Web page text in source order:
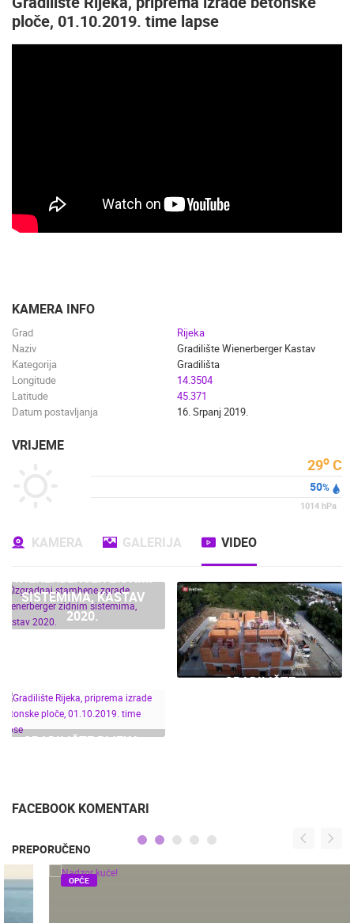
ploče, 01.10.2019. time lapse
KAMERA INFO
Grad
Rijeka
Naziv
Gradilište Wienerberger Kastav
Kategorija
Gradilišta
Longitude
14.3504
Latitude
45.371
Datum postavljanja
16. Srpanj 2019.
VRIJEME
29o C
50%
1014 hPa
KAMERA GALERIJA VIDEO
IZGRADNAJ STAMBENE
WIENERBERGER ZIDNIM
SISTEMIMA, KASTAV
2020.
GRADILIŠTE
GRADILIŠTE RIJEKA,
LAPSE
FACEBOOK KOMENTARI
PREPORUČENO
OPĆE